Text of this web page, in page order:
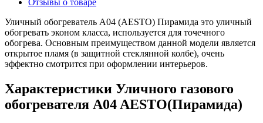
Отзывы о товаре
Уличный обогреватель A04 (AESTO) Пирамида это уличный
обогревать эконом класса, используется для точечного
обогрева. Основным преимуществом данной модели является
открытое пламя (в защитной стеклянной колбе), очень
эффектно смотрится при оформлении интерьеров.
Характеристики Уличного газового
обогревателя A04 AESTO(Пирамида)